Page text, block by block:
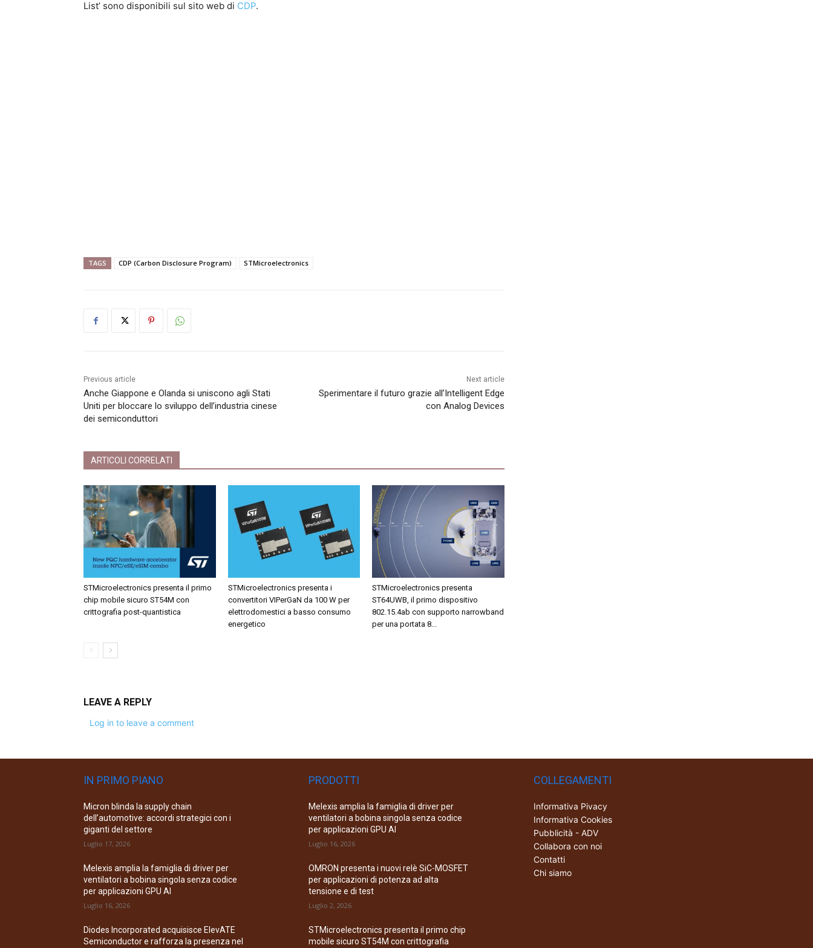
List’ sono disponibili sul sito web di CDP.
TAGS CDP (Carbon Disclosure Program) STMicroelectronics
Previous article
Anche Giappone e Olanda si uniscono agli Stati
Uniti per bloccare lo sviluppo dell’industria cinese
dei semiconduttori
Next article
Sperimentare il futuro grazie all’Intelligent Edge
con Analog Devices
ARTICOLI CORRELATI
STMicroelectronics presenta il primo
chip mobile sicuro ST54M con
crittografia post-quantistica
STMicroelectronics presenta i
convertitori VIPerGaN da 100 W per
elettrodomestici a basso consumo
energetico
STMicroelectronics presenta
ST64UWB, il primo dispositivo
802.15.4ab con supporto narrowband
per una portata 8...
LEAVE A REPLY
Log in to leave a comment
IN PRIMO PIANO
Micron blinda la supply chain
dell’automotive: accordi strategici con i
giganti del settore
Luglio 17, 2026
Melexis amplia la famiglia di driver per
ventilatori a bobina singola senza codice
per applicazioni GPU AI
Luglio 16, 2026
Diodes Incorporated acquisisce ElevATE
Semiconductor e rafforza la presenza nel
PRODOTTI
Melexis amplia la famiglia di driver per
ventilatori a bobina singola senza codice
per applicazioni GPU AI
Luglio 16, 2026
OMRON presenta i nuovi relè SiC-MOSFET
per applicazioni di potenza ad alta
tensione e di test
Luglio 2, 2026
STMicroelectronics presenta il primo chip
mobile sicuro ST54M con crittografia
COLLEGAMENTI
Informativa Pivacy
Informativa Cookies
Pubblicità - ADV
Collabora con noi
Contatti
Chi siamo